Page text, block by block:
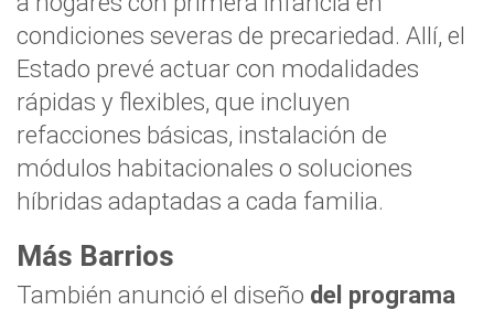
condiciones severas de precariedad. Allí, el
Estado prevé actuar con modalidades
rápidas y flexibles, que incluyen
refacciones básicas, instalación de
módulos habitacionales o soluciones
híbridas adaptadas a cada familia.
Más Barrios
También anunció el diseño del programa